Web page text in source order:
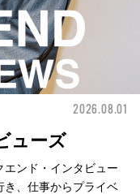
2026.08.01
ューズ
エンド・インタビュー
き、仕事からプライベ